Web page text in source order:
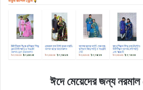
ঈদে মেয়েদের জন্য